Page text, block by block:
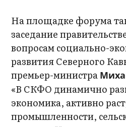
На площадке форума
заседание
вопросам социально-
развития Северного
премьер-министра
«В СКФО динамично
экономика, активно
промышленности,